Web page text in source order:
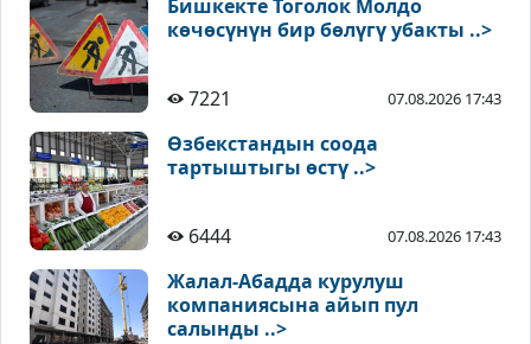
Бишкекте Тоголок Молдо
көчөсүнүн бир бөлүгү убакты ..>
7221 07.08.2026 17:43
Өзбекстандын соода
тартыштыгы өстү ..>
6444 07.08.2026 17:43
Жалал-Абадда курулуш
компаниясына айып пул
салынды ..>